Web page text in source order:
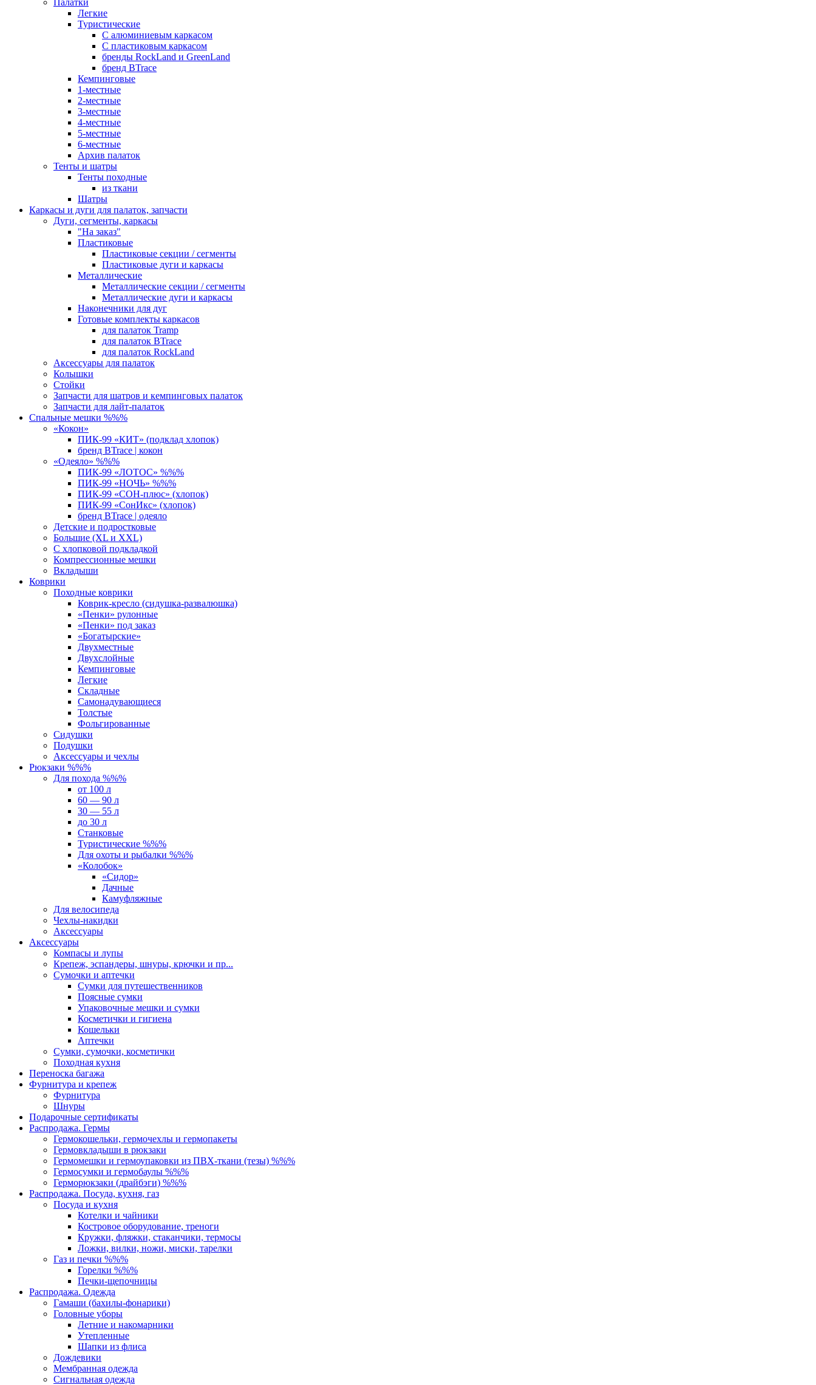
Палатки
Легкие
Туристические
С алюминиевым каркасом
С пластиковым каркасом
бренды RockLand и GreenLand
бренд BTrace
Кемпинговые
1-местные
2-местные
3-местные
4-местные
5-местные
6-местные
Архив палаток
Тенты и шатры
Тенты походные
из ткани
Шатры
Каркасы и дуги для палаток, запчасти
Дуги, сегменты, каркасы
"На заказ"
Пластиковые
Пластиковые секции / сегменты
Пластиковые дуги и каркасы
Металлические
Металлические секции / сегменты
Металлические дуги и каркасы
Наконечники для дуг
Готовые комплекты каркасов
для палаток Tramp
для палаток BTrace
для палаток RockLand
Аксессуары для палаток
Колышки
Стойки
Запчасти для шатров и кемпинговых палаток
Запчасти для лайт-палаток
Спальные мешки %%%
«Кокон»
ПИК-99 «КИТ» (подклад хлопок)
бренд BTrace | кокон
«Одеяло» %%%
ПИК-99 «ЛОТОС» %%%
ПИК-99 «НОЧЬ» %%%
ПИК-99 «СОН-плюс» (хлопок)
ПИК-99 «СонИкс» (хлопок)
бренд BTrace | одеяло
Детские и подростковые
Большие (XL и XXL)
С хлопковой подкладкой
Компрессионные мешки
Вкладыши
Коврики
Походные коврики
Коврик-кресло (сидушка-развалюшка)
«Пенки» рулонные
«Пенки» под заказ
«Богатырские»
Двухместные
Двухслойные
Кемпинговые
Легкие
Складные
Самонадувающиеся
Толстые
Фольгированные
Сидушки
Подушки
Аксессуары и чехлы
Рюкзаки %%%
Для похода %%%
от 100 л
60 — 90 л
30 — 55 л
до 30 л
Станковые
Туристические %%%
Для охоты и рыбалки %%%
«Колобок»
«Сидор»
Дачные
Камуфляжные
Для велосипеда
Чехлы-накидки
Аксессуары
Аксессуары
Компасы и лупы
Крепеж, эспандеры, шнуры, крючки и пр...
Сумочки и аптечки
Сумки для путешественников
Поясные сумки
Упаковочные мешки и сумки
Косметички и гигиена
Кошельки
Аптечки
Сумки, сумочки, косметички
Походная кухня
Переноска багажа
Фурнитура и крепеж
Фурнитура
Шнуры
Подарочные сертификаты
Распродажа. Гермы
Гермокошельки, гермочехлы и гермопакеты
Гермовкладыши в рюкзаки
Гермомешки и гермоупаковки из ПВХ-ткани (тезы) %%%
Гермосумки и гермобаулы %%%
Герморюкзаки (драйбэги) %%%
Распродажа. Посуда, кухня, газ
Посуда и кухня
Котелки и чайники
Костровое оборудование, треноги
Кружки, фляжки, стаканчики, термосы
Ложки, вилки, ножи, миски, тарелки
Газ и печки %%%
Горелки %%%
Печки-щепочницы
Распродажа. Одежда
Гамаши (бахилы-фонарики)
Головные уборы
Летние и накомарники
Утепленные
Шапки из флиса
Дождевики
Мембранная одежда
Сигнальная одежда